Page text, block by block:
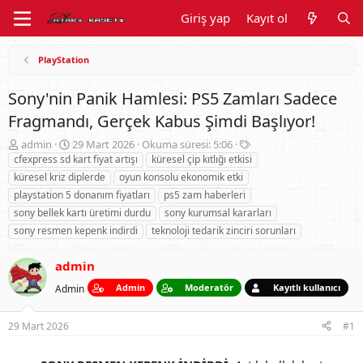
Giriş yap Kayıt ol
PlayStation
Sony'nin Panik Hamlesi: PS5 Zamları Sadece
Fragmandı, Gerçek Kabus Şimdi Başlıyor!
K
o
n
u
y
u
B
a
ş
l
a
n
admin
B
a
ş
l
a
n
g
t
a
29 Mart 2026 Okuma süresi: 5:06
E
t
i
k
e
t
l
cfexpress sd kart fiyat artışı
küresel çip kıtlığı etkisi
küresel kriz diplerde
oyun konsolu ekonomik etki
playstation 5 donanım fiyatları
ps5 zam haberleri
sony bellek kartı üretimi durdu
sony kurumsal kararları
sony resmen kepenk indirdi
teknoloji tedarik zinciri sorunları
admin
Admin Admin Moderatör Kayıtlı kullanıcı
29 Mart 2026 #1